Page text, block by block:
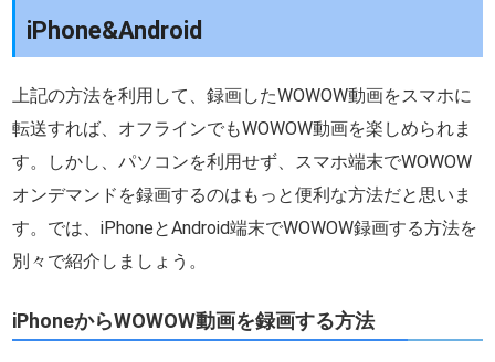
iPhone&Android
上記の方法を利用して、録画したWOWOW動画をスマホに
転送すれば、オフラインでもWOWOW動画を楽しめられま
す。しかし、パソコンを利用せず、スマホ端末でWOWOW
オンデマンドを録画するのはもっと便利な方法だと思いま
す。では、iPhoneとAndroid端末でWOWOW録画する方法を
別々で紹介しましょう。
iPhoneからWOWOW動画を録画する方法